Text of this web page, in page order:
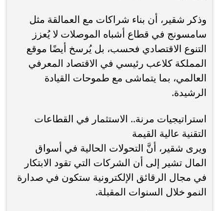
وذكر شقير، أن بناء شراكات مع العمالقة مثل
سامسونج في قطاع أشباه الموصلات لا يُعزز
التنوع الاقتصادي فحسب، بل يُرسخ أيضًا موقع
المملكة كلاعب رئيسي في الاقتصاد المعرفي
العالمي، بما يتماشى مع طموحات القيادة
الرشيدة.
استراتيجيات مرنة.. الاستثمار في القطاعات
التقنية عالية القيمة
ويرى شقير، أنَّ التحولات الحالية في أسواق
المال تشير إلى أن الشركات التي تقود الابتكار
في مجال الرقائق الإلكترونية ستكون في صدارة
النمو خلال السنوات المقبلة.